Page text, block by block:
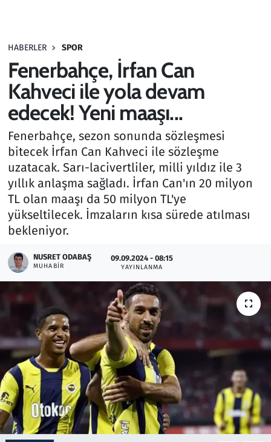
HABERLER SPOR
Fenerbahçe, İrfan Can
Kahveci ile yola devam
edecek! Yeni maaşı...
Fenerbahçe, sezon sonunda sözleşmesi
bitecek İrfan Can Kahveci ile sözleşme
uzatacak. Sarı-lacivertliler, milli yıldız ile 3
yıllık anlaşma sağladı. İrfan Can'ın 20 milyon
TL olan maaşı da 50 milyon TL'ye
yükseltilecek. İmzaların kısa sürede atılması
bekleniyor.
NUSRET ODABAŞ
MUHABIR
09.09.2024 - 08:15
YAYINLANMA
Haber
Kültür Sanat
Kurumsal Haberler
Lezzet Durağı
Memur ve Kamu
Otomobil
Oyun
Ramazan
Resmi İlanlar
Rüya Tabirleri
Sağlık
Savunma Sanayi
Seçim 2023